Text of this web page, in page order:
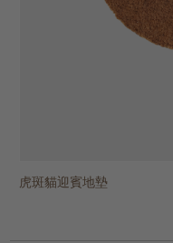
虎斑貓迎賓地墊
狗骨頭迎賓地墊
konia 手工結織地毯
abasco 手工簇絨地毯
bartin 手工簇絨地毯
atmore 手工簇絨地毯
novara 坑織地毯
polset 手搖織布地毯